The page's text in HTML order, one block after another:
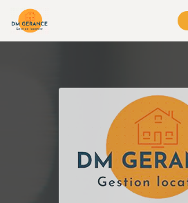
au
contenu
principal